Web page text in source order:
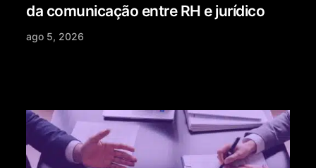
da comunicação entre RH e jurídico
ago 5, 2026